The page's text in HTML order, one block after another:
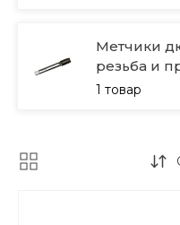
Метчики
резьба и
1 товар